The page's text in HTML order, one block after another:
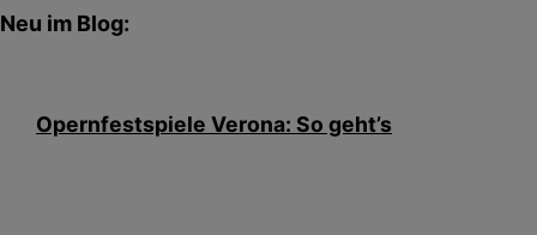
Neu im Blog:
Opernfestspiele Verona: So geht’s